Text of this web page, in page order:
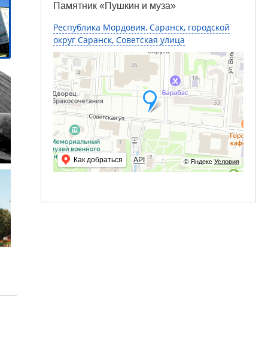
Памятник «Пушкин и муза»
Республика Мордовия, Саранск, городской
округ Саранск, Советская улица
© Яндекс Условия
Как добраться API